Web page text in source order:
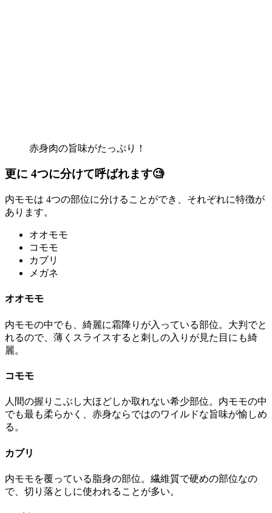
赤身肉の旨味がたっぷり！
更に 4つに分けて呼ばれます🧐
内モモは 4つの部位に分けることができ、それぞれに特徴が
あります。
オオモモ
コモモ
カブリ
メガネ
オオモモ
内モモの中でも、綺麗に霜降りが入っている部位。大判でと
れるので、薄くスライスすると刺しの入りが見た目にも綺
麗。
コモモ
人間の握りこぶし大ほどしか取れない希少部位。内モモの中
でも最も柔らかく、赤身ならではのワイルドな旨味が愉しめ
る。
カブリ
内モモを覆っている脂身の部位。繊維質で硬めの部位なの
で、切り落としに使われることが多い。